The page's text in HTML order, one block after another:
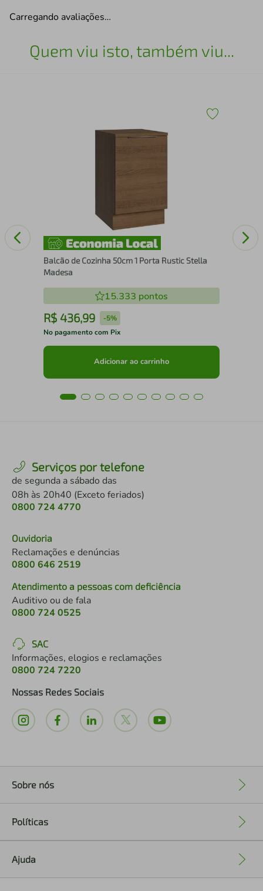
Carregando avaliações…
Quem viu isto, também viu...
Balcão de Cozinha 50cm 1 Porta Rustic Stella
Madesa
15.333 pontos
R$ 436,99 -5%
No pagamento com Pix
Adicionar ao carrinho
Serviços por telefone
de segunda a sábado das
08h às 20h40 (Exceto feriados)
0800 724 4770
Ouvidoria
Reclamações e denúncias
0800 646 2519
Atendimento a pessoas com deficiência
Auditivo ou de fala
0800 724 0525
SAC
Informações, elogios e reclamações
0800 724 7220
Nossas Redes Sociais
Sobre nós
Políticas
Ajuda